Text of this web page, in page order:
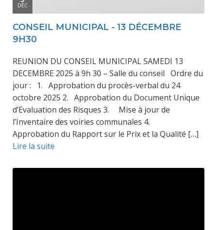
DÉC
CONSEIL MUNICIPAL - 13 DÉCEMBRE
9H30
REUNION DU CONSEIL MUNICIPAL SAMEDI 13
DECEMBRE 2025 à 9h 30 – Salle du conseil Ordre du
jour : 1. Approbation du procès-verbal du 24
octobre 2025 2. Approbation du Document Unique
d’Evaluation des Risques 3. Mise à jour de
l’Inventaire des voiries communales 4.
Approbation du Rapport sur le Prix et la Qualité […]
Lire la suite